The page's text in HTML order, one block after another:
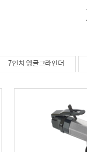
7인치 앵글그라인더